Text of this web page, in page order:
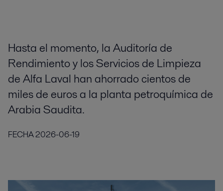
Hasta el momento, la Auditoría de
Rendimiento y los Servicios de Limpieza
de Alfa Laval han ahorrado cientos de
miles de euros a la planta petroquímica de
Arabia Saudita.
FECHA2026-06-19